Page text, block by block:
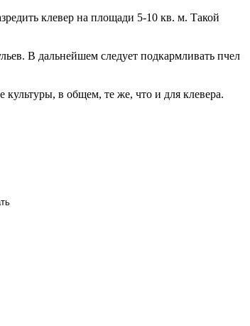
клевер на площади 5-10 кв. м. Такой
В дальнейшем следует подкармливать пчел
в общем, те же, что и для клевера.